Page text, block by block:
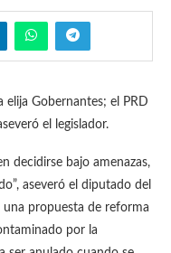
Gobernantes; el PRD
el legislador.
decidirse bajo amenazas,
aseveró el diputado del
propuesta de reforma
por la